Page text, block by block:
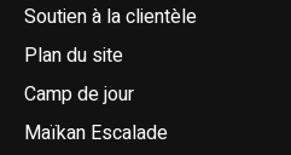
Soutien à la clientèle
Plan du site
Camp de jour
Maïkan Escalade